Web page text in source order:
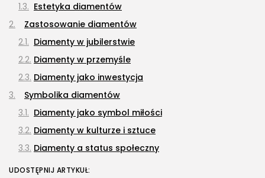
Estetyka diamentów
Zastosowanie diamentów
Diamenty w jubilerstwie
Diamenty w przemyśle
Diamenty jako inwestycja
Symbolika diamentów
Diamenty jako symbol miłości
Diamenty w kulturze i sztuce
Diamenty a status społeczny
UDOSTĘPNIJ ARTYKUŁ: